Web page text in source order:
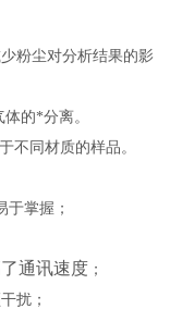
粉尘对分析结果的影
的*分离。
不同材质的样品。
于掌握；
通讯速度 ；
扰；